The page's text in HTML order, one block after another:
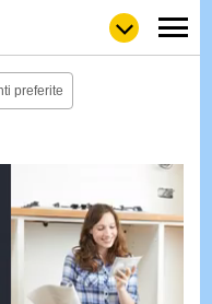
GULPLOVE
WOW
POP
NEWS
STORIE
VIDEO
preferite